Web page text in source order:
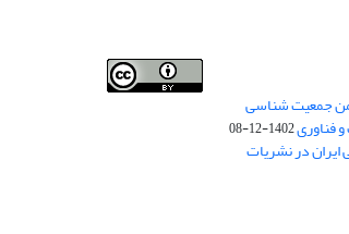
جمعیت شناسی
فناوری1402-12-08
در نشریات